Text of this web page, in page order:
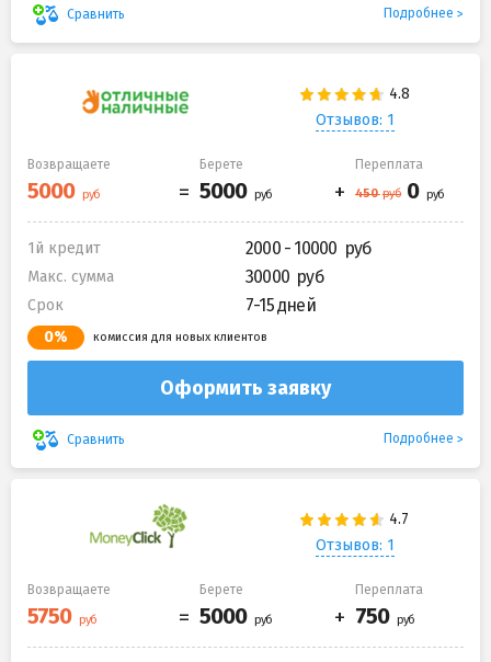
Сравнить Подробнее
Отзывов: 1
Возвращаете Берете Переплата
1й кредит 2000 - 10000
Макс. сумма 30000
Срок 7-15 дней
0% комиссия для новых клиентов
Оформить заявку
Сравнить Подробнее
Отзывов: 1
Возвращаете Берете Переплата